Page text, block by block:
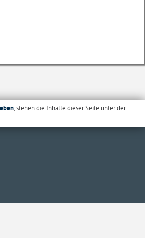
, stehen die Inhalte dieser Seite unter der